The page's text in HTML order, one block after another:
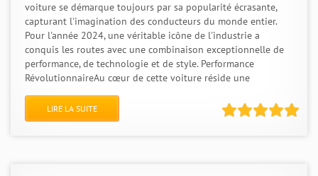
voiture se démarque toujours par sa popularité écrasante,
capturant l'imagination des conducteurs du monde entier.
Pour l'année 2024, une véritable icône de l'industrie a
conquis les routes avec une combinaison exceptionnelle de
performance, de technologie et de style. Performance
RévolutionnaireAu cœur de cette voiture réside une
LIRE LA SUITE